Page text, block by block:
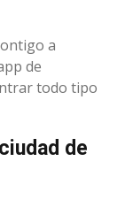
a
de
todo tipo
de